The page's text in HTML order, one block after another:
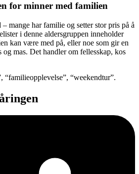
for minner med familien
mange har familie og setter stor pris på å
i denne aldersgruppen inneholder
kan være med på, eller noe som gir en
og mas. Det handler om fellesskap, kos
“familieopplevelse”, “weekendtur”.